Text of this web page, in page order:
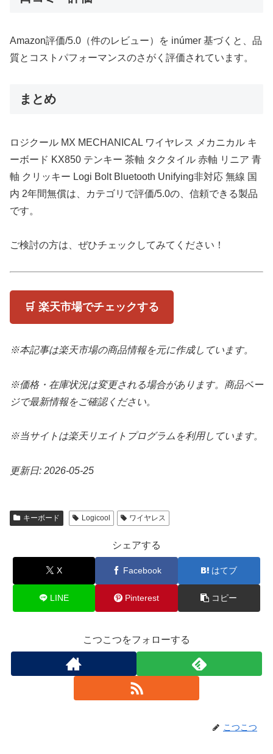
Amazon評価/5.0（件のレビュー）を inúmer 基づくと、品
質とコストパフォーマンスのさがく評価されています。
まとめ
ロジクール MX MECHANICAL ワイヤレス メカニカル キ
ーボード KX850 テンキー 茶軸 タクタイル 赤軸 リニア 青
軸 クリッキー Logi Bolt Bluetooth Unifying非対応 無線 国
内 2年間無償は、カテゴリで評価/5.0の、信頼できる製品
です。
ご検討の方は、ぜひチェックしてみてください！
🛒 楽天市場でチェックする
※本記事は楽天市場の商品情報を元に作成しています。
※価格・在庫状況は変更される場合があります。商品ペー
ジで最新情報をご確認ください。
※当サイトは楽天リエイトプログラムを利用しています。
更新日: 2026-05-25
キーボード Logicool ワイヤレス
シェアする
X Facebook はてブ
LINE Pinterest コピー
こつこつをフォローする
こつこつ